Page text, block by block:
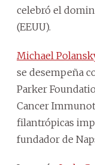
celebró el
(EEUU).
Michael
se desempeña
Parker
Cancer
filantrópicas
fundador de